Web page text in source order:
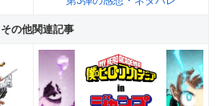
その他関連記事